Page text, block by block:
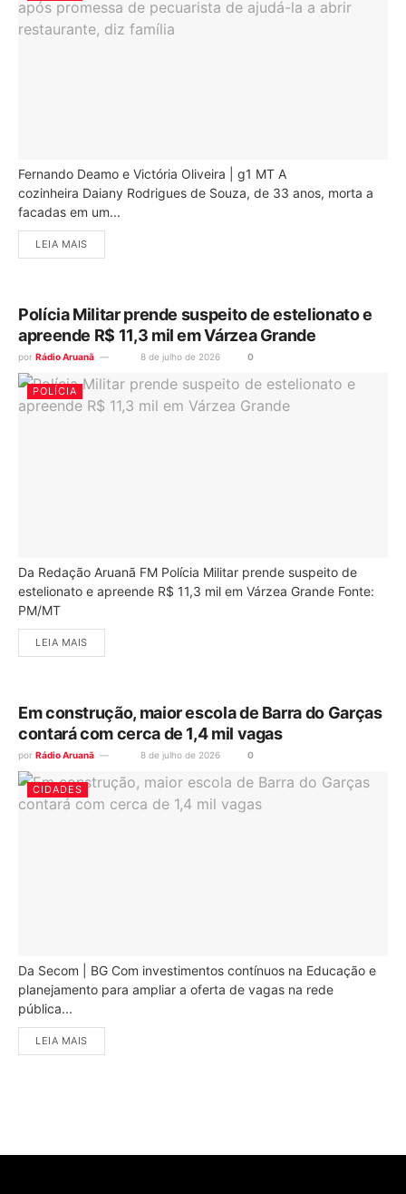
Fernando Deamo e Victória Oliveira | g1 MT A
cozinheira Daiany Rodrigues de Souza, de 33 anos, morta a
facadas em um...
LEIA MAIS
Polícia Militar prende suspeito de estelionato e
apreende R$ 11,3 mil em Várzea Grande
por Rádio Aruanã 8 de julho de 2026 0
POLÍCIA
Da Redação Aruanã FM Polícia Militar prende suspeito de
estelionato e apreende R$ 11,3 mil em Várzea Grande Fonte:
PM/MT
LEIA MAIS
Em construção, maior escola de Barra do Garças
contará com cerca de 1,4 mil vagas
por Rádio Aruanã 8 de julho de 2026 0
CIDADES
Da Secom | BG Com investimentos contínuos na Educação e
planejamento para ampliar a oferta de vagas na rede
pública...
LEIA MAIS